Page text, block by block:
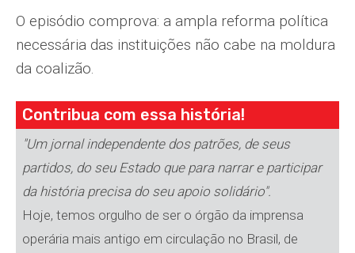
O episódio comprova: a ampla reforma política
necessária das instituições não cabe na moldura
da coalizão.
Contribua com essa história!
"Um jornal independente dos patrões, de seus
partidos, do seu Estado que para narrar e participar
da história precisa do seu apoio solidário".
Hoje, temos orgulho de ser o órgão da imprensa
operária mais antigo em circulação no Brasil, de